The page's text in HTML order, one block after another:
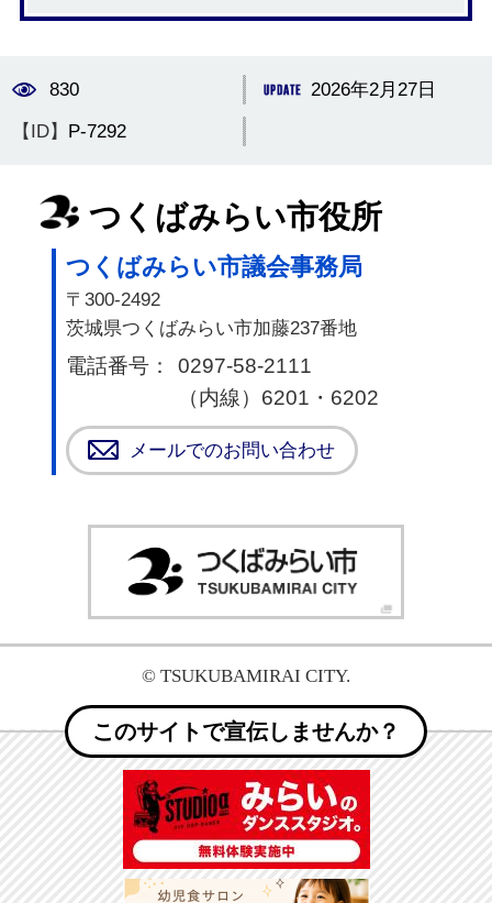
830 2026年2月27日
【ID】 P-7292
つくばみらい市役所
つくばみらい市議会事務局
〒300-2492
茨城県つくばみらい市加藤237番地
電話番号：
0297-58-2111
（内線）6201・6202
メールでのお問い合わせ
© TSUKUBAMIRAI CITY.
このサイトで宣伝しませんか？